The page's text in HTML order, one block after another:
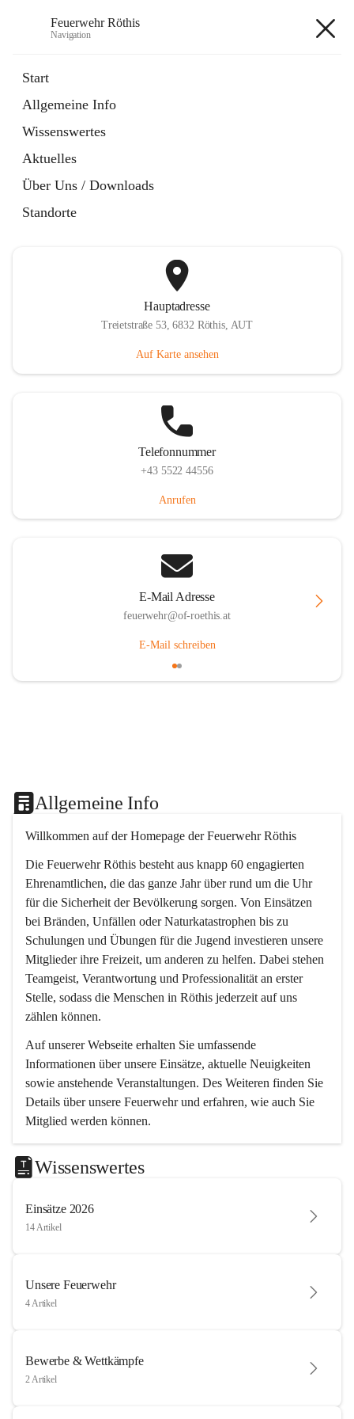
Feuerwehr Röthis
Navigation
Start
Allgemeine Info
Wissenswertes
Aktuelles
Über Uns / Downloads
Standorte
Datei
in
Tab
SPAR Pfandbonspende
Datei
öffnet
in
neuem
Tab
Hauptadresse
Treietstraße 53, 6832 Röthis, AUT
Auf Karte ansehen
Telefonnummer
+43 5522 44556
Anrufen
E-Mail Adresse
feuerwehr@of-roethis.at
E-Mail schreiben
Allgemeine Info
Willkommen auf der Homepage der Feuerwehr Röthis
Die Feuerwehr Röthis besteht aus knapp 60 engagierten
Ehrenamtlichen, die das ganze Jahr über rund um die Uhr
für die Sicherheit der Bevölkerung sorgen. Von Einsätzen
bei Bränden, Unfällen oder Naturkatastrophen bis zu
Schulungen und Übungen für die Jugend investieren unsere
Mitglieder ihre Freizeit, um anderen zu helfen. Dabei stehen
Teamgeist, Verantwortung und Professionalität an erster
Stelle, sodass die Menschen in Röthis jederzeit auf uns
zählen können.
Auf unserer Webseite erhalten Sie umfassende
Informationen über unsere Einsätze, aktuelle Neuigkeiten
sowie anstehende Veranstaltungen. Des Weiteren finden Sie
Details über unsere Feuerwehr und erfahren, wie auch Sie
Mitglied werden können.
Wissenswertes
Einsätze 2026
14 Artikel
Unsere Feuerwehr
4 Artikel
Bewerbe & Wettkämpfe
2 Artikel